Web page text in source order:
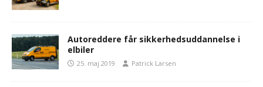
Autoreddere får sikkerhedsuddannelse i
elbiler
25. maj 2019 Patrick Larsen